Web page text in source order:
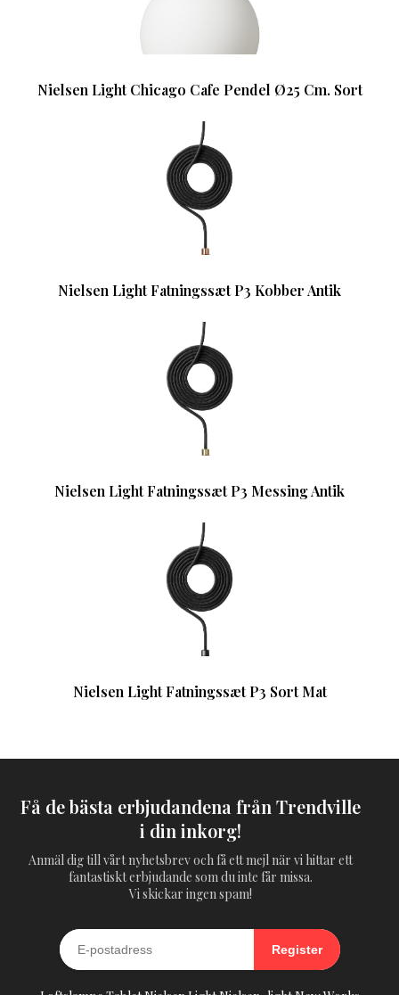
Nielsen Light Chicago Cafe Pendel Ø25 Cm. Sort
Nielsen Light Fatningssæt P3 Kobber Antik
Nielsen Light Fatningssæt P3 Messing Antik
Nielsen Light Fatningssæt P3 Sort Mat
Få de bästa erbjudandena från Trendville
i din inkorg!
Anmäl dig till vårt nyhetsbrev och få ett mejl när vi hittar ett
fantastiskt erbjudande som du inte får missa.
Vi skickar ingen spam!
Register